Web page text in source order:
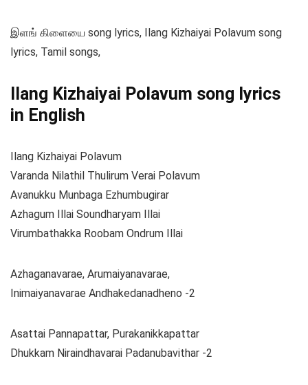
இளங் கிளையை song lyrics, Ilang Kizhaiyai Polavum song
lyrics, Tamil songs,
Ilang Kizhaiyai Polavum song lyrics
in English
Ilang Kizhaiyai Polavum
Varanda Nilathil Thulirum Verai Polavum
Avanukku Munbaga Ezhumbugirar
Azhagum Illai Soundharyam Illai
Virumbathakka Roobam Ondrum Illai
Azhaganavarae, Arumaiyanavarae,
Inimaiyanavarae Andhakedanadheno -2
Asattai Pannapattar, Purakanikkapattar
Dhukkam Niraindhavarai Padanubavithar -2